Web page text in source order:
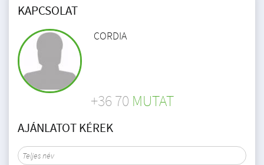
KAPCSOLAT
CORDIA
+36 70 MUTAT
AJÁNLATOT KÉREK